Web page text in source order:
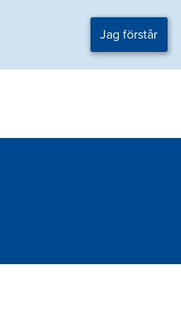
Jag förstår